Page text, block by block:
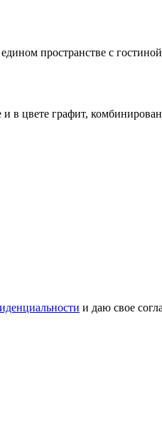
пространстве с
в цвете графит,
и даю свое